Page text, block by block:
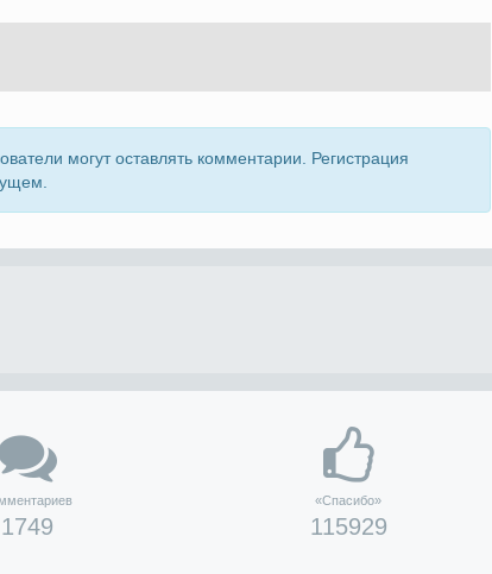
могут оставлять комментарии. Регистрация
1749
«Спасибо»
115929